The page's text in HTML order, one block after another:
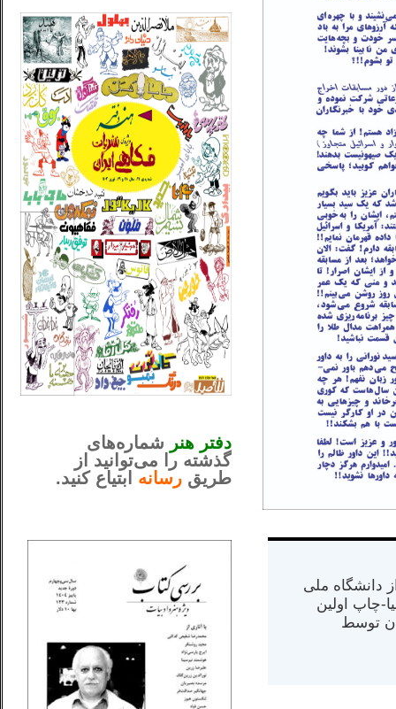
از دانشگاه ملی
در کالیفرنیا-چاپ اولین
در سال ۱۳۸۴ در ایران توسط
دفتر هنر شماره‌های
گذشته را می‌توانید از
طریق رسانه ابتیاع کنید.